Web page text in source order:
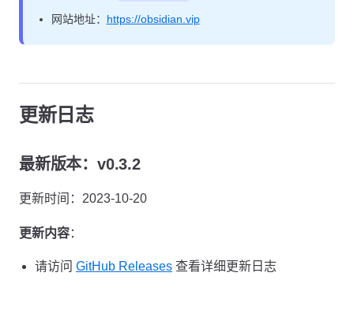
网站地址： https://obsidian.vip
更新日志
最新版本：v0.3.2
更新时间：2023-10-20
更新内容：
请访问 GitHub Releases 查看详细更新日志